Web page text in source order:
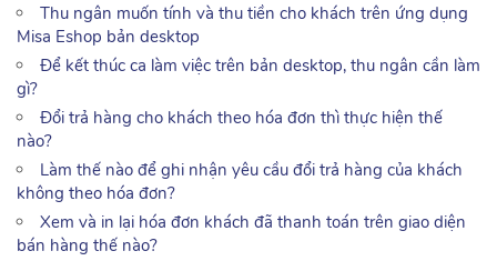
Thu ngân muốn tính và thu tiền cho khách trên ứng dụng
Misa Eshop bản desktop
Để kết thúc ca làm việc trên bản desktop, thu ngân cần làm
gì?
Đổi trả hàng cho khách theo hóa đơn thì thực hiện thế
nào?
Làm thế nào để ghi nhận yêu cầu đổi trả hàng của khách
không theo hóa đơn?
Xem và in lại hóa đơn khách đã thanh toán trên giao diện
bán hàng thế nào?